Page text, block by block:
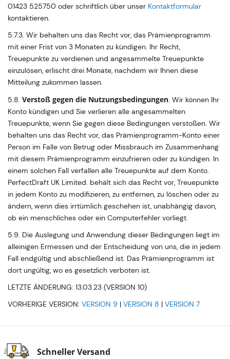
01423 525750 oder schriftlich über unser Kontaktformular
kontaktieren.
5.7.3. Wir behalten uns das Recht vor, das Prämienprogramm
mit einer Frist von 3 Monaten zu kündigen. Ihr Recht,
Treuepunkte zu verdienen und angesammelte Treuepunkte
einzulösen, erlischt drei Monate, nachdem wir Ihnen diese
Mitteilung zukommen lassen.
5.8. Verstoß gegen die Nutzungsbedingungen. Wir können Ihr
Konto kündigen und Sie verlieren alle angesammelten
Treuepunkte, wenn Sie gegen diese Bedingungen verstoßen. Wir
behalten uns das Recht vor, das Prämienprogramm-Konto einer
Person im Falle von Betrug oder Missbrauch im Zusammenhang
mit diesem Prämienprogramm einzufrieren oder zu kündigen. In
einem solchen Fall verfallen alle Treuepunkte auf dem Konto.
PerfectDraft UK Limited. behält sich das Recht vor, Treuepunkte
in jedem Konto zu modifizieren, zu entfernen, zu löschen oder zu
ändern, wenn dies irrtümlich geschehen ist, unabhängig davon,
ob ein menschliches oder ein Computerfehler vorliegt.
5.9. Die Auslegung und Anwendung dieser Bedingungen liegt im
alleinigen Ermessen und der Entscheidung von uns, die in jedem
Fall endgültig und abschließend ist. Das Prämienprogramm ist
dort ungültig, wo es gesetzlich verboten ist.
LETZTE ÄNDERUNG: 13.03.23 (VERSION 10)
VORHERIGE VERSION: VERSION 9 | VERSION 8 | VERSION 7
Schneller Versand